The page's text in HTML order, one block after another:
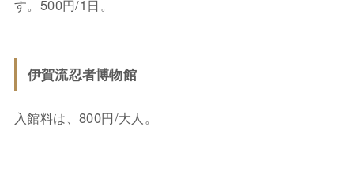
す。500円/1日。
伊賀流忍者博物館
入館料は、800円/大人。